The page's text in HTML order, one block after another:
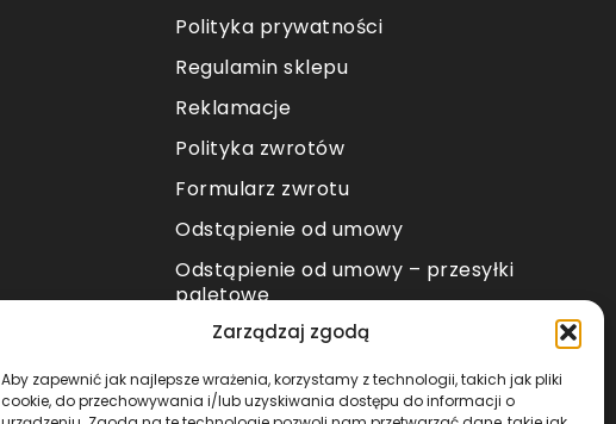
Zarządzaj zgodą
Aby zapewnić jak najlepsze wrażenia, korzystamy z technologii, takich jak pliki
cookie, do przechowywania i/lub uzyskiwania dostępu do informacji o
Polityka prywatności
Regulamin sklepu
Reklamacje
Polityka zwrotów
Formularz zwrotu
Odstąpienie od umowy
Odstąpienie od umowy – przesyłki
paletowe
METODY PŁATNOŚCI